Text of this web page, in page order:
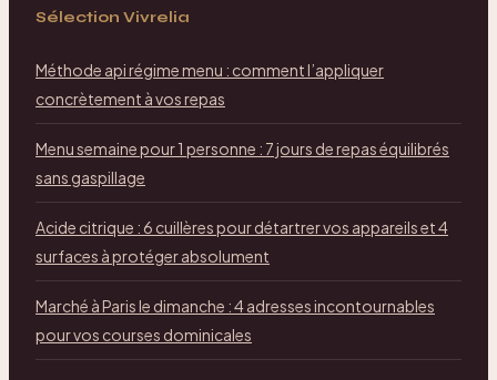
Sélection Vivrelia
Méthode api régime menu : comment l’appliquer
concrètement à vos repas
Menu semaine pour 1 personne : 7 jours de repas équilibrés
sans gaspillage
Acide citrique : 6 cuillères pour détartrer vos appareils et 4
surfaces à protéger absolument
Marché à Paris le dimanche : 4 adresses incontournables
pour vos courses dominicales